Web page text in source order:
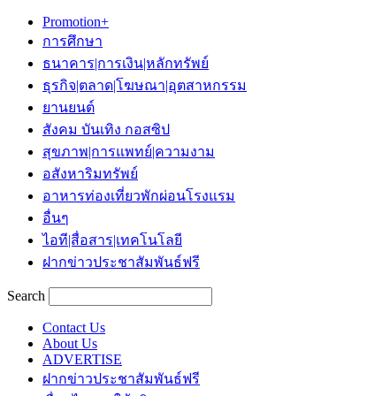
Promotion+
การศึกษา
ธนาคาร|การเงิน|หลักทรัพย์
ธุรกิจ|ตลาด|โฆษณา|อุตสาหกรรม
ยานยนต์
สังคม บันเทิง กอสซิป
สุขภาพ|การแพทย์|ความงาม
อสังหาริมทรัพย์
อาหารท่องเที่ยวพักผ่อนโรงแรม
อื่นๆ
ไอที|สื่อสาร|เทคโนโลยี
ฝากข่าวประชาสัมพันธ์ฟรี
Search
Contact Us
About Us
ADVERTISE
ฝากข่าวประชาสัมพันธ์ฟรี